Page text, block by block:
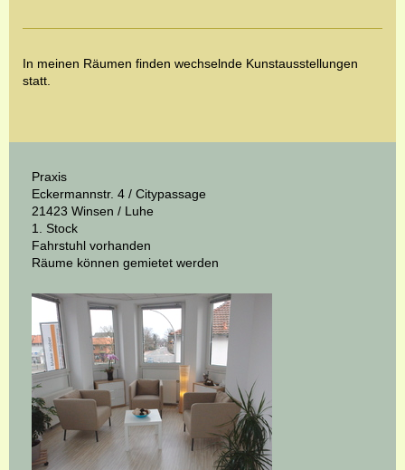
In meinen Räumen finden wechselnde Kunstausstellungen
statt.
Praxis
Eckermannstr. 4 / Citypassage
21423 Winsen / Luhe
1. Stock
Fahrstuhl vorhanden
Räume können gemietet werden